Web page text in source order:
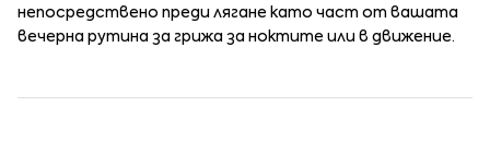
непосредствено преди лягане като част от вашата
вечерна рутина за грижа за ноктите или в движение.